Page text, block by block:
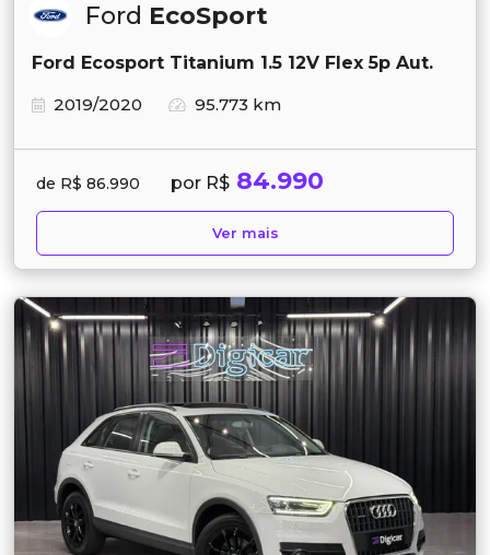
Ford EcoSport
Ford Ecosport Titanium 1.5 12V Flex 5p Aut.
2019/2020
95.773 km
de R$ 86.990 por R$ 84.990
Ver mais